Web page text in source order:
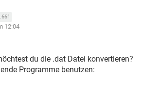
12:04
du die .dat Datei konvertieren?
Programme benutzen: